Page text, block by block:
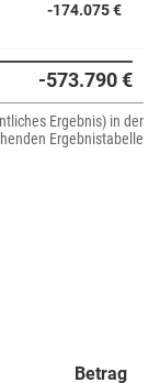
-174.075 €
-573.790 €
Ergebnis) in der
Ergebnistabelle
Betrag